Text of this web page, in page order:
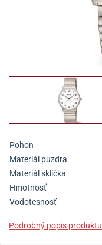
Pohon
Materiál puzdra
Materiál sklíčka
Hmotnosť
Vodotesnosť
Podrobný popis produktu